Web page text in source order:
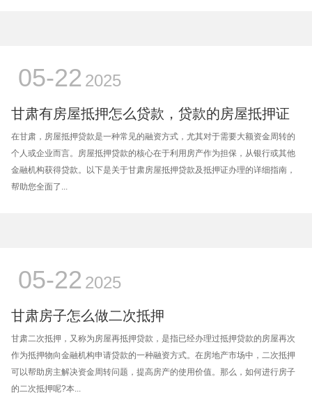
05-22 2025
甘肃有房屋抵押怎么贷款，贷款的房屋抵押证
在甘肃，房屋抵押贷款是一种常见的融资方式，尤其对于需要大额资金周转的
个人或企业而言。房屋抵押贷款的核心在于利用房产作为担保，从银行或其他
金融机构获得贷款。以下是关于甘肃房屋抵押贷款及抵押证办理的详细指南，
帮助您全面了...
05-22 2025
甘肃房子怎么做二次抵押
甘肃二次抵押，又称为房屋再抵押贷款，是指已经办理过抵押贷款的房屋再次
作为抵押物向金融机构申请贷款的一种融资方式。在房地产市场中，二次抵押
可以帮助房主解决资金周转问题，提高房产的使用价值。那么，如何进行房子
的二次抵押呢?本...